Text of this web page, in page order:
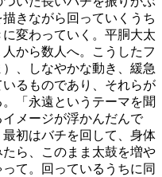
きながら回っていくうち
変わっていく。平胴大太
から数人へ。こうしたフ
、しなやかな動き、緩急
るものであり、それらが
「永遠というテーマを聞
メージが浮かんだんで
初はバチを回して、身体
ら、このまま太鼓を増や
て。回っているうちに同